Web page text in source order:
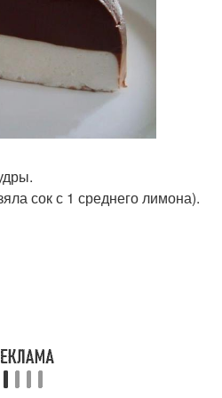
сок с 1 среднего лимона).